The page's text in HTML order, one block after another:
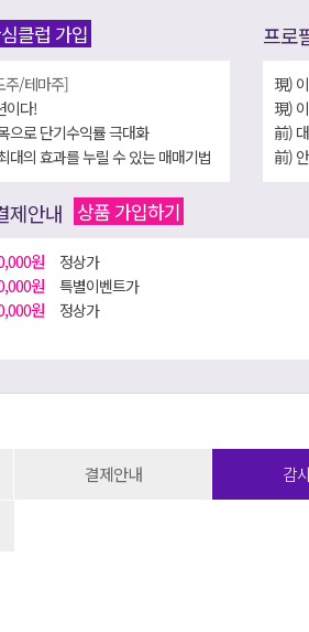
클럽 가입
주/테마주]
이다!
으로 단기수익률 극대화
대의 효과를 누릴 수 있는 매매기법
프로
現)
現)
前)
前)
5) 테
제안내 상품 가입하기
원
정상가
원
특별이벤트가
원 정상가
결제안내 감